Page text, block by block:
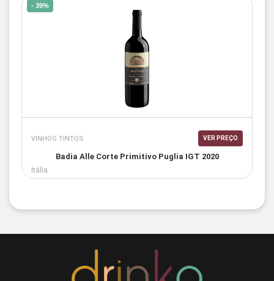
- 39%
VINHOS TINTOS VER PREÇO
Badia Alle Corte Primitivo Puglia IGT 2020
Itália